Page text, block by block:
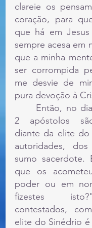
clareie os
coração, para
que há em
sempre acesa em
que a minha
ser corrompida
me desvie de
pura devoção à
2 apóstolos
diante da elite do
autoridades,
sumo sacerdote.
que os
poder ou em
fizestes
contestados,
elite do Sinédrio é